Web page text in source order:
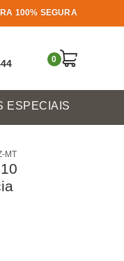
100% SEGURA
0
ESPECIAIS
MT